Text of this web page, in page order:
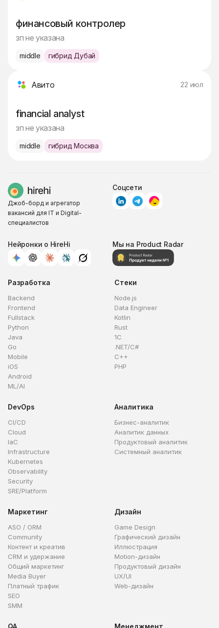
финансовый контролер
зп не указана
middle гибрид Дубай
Авито 22 июл
financial analyst
зп не указана
middle гибрид Москва
Джоб-борд и агрегатор
вакансий для IT и Digital-
специалистов
Соцсети
Нейронки о HireHi Мы на Product Radar
Разработка
Backend
Frontend
Fullstack
Python
Java
Go
Mobile
iOS
Android
ML/AI
Стеки
Node.js
Data Engineer
Kotlin
Rust
1C
.NET/C#
C++
PHP
DevOps
CI/CD
Cloud
IaC
Infrastructure
Kubernetes
Observability
Security
SRE/Platform
Аналитика
Бизнес-аналитик
Аналитик данных
Продуктовый аналитик
Системный аналитик
Маркетинг
ASO / ORM
Community
Контент и креатив
CRM и удержание
Общий маркетинг
Media Buyer
Платный трафик
SEO
SMM
Дизайн
Game Design
Графический дизайн
Иллюстрация
Motion-дизайн
Продуктовый дизайн
UX/UI
Web-дизайн
QA Менеджмент